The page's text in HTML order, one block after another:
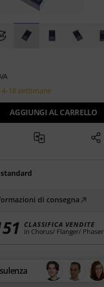
18 settimane
AGGIUNGI AL CARRELLO
di consegna
CLASSIFICA VENDITE
in Chorus/ Flanger/ Phaser